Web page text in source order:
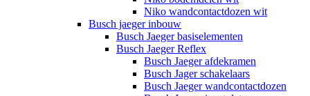
Niko wandcontactdozen wit
Busch jaeger inbouw
Busch Jaeger basiselementen
Busch Jaeger Reflex
Busch Jaeger afdekramen
Busch Jager schakelaars
Busch Jaeger wandcontactdozen